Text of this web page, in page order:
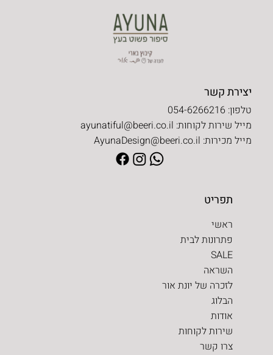
תפריט
ראשי
פתרונות לבית
SALE
השראה
לזכרה של יונת אור
הבלוג
אודות
שירות לקוחות
צרו קשר
יצירת קשר
טלפון: 054-6266216
מייל שירות לקוחות: ayunatiful@beeri.co.il
מייל מכירות: AyunaDesign@beeri.co.il